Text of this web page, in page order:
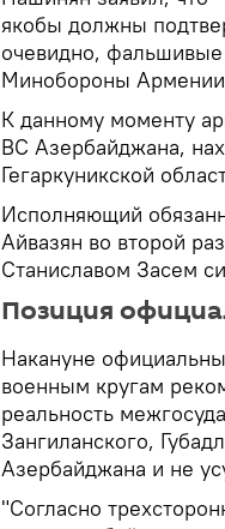
якобы должны
очевидно,
Минобороны
К данному моменту
ВС Азербайджана,
Гегаркуникской
Исполняющий
Айвазян во второй
Станиславом Засем
Позиция
Накануне
военным кругам
реальность
Зангиланского,
Азербайджана и не
"Согласно